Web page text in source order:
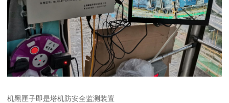
机黑匣子即是塔机防安全监测装置